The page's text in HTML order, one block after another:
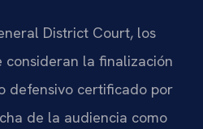
District Court, los
la finalización
defensivo certificado por
de la audiencia como